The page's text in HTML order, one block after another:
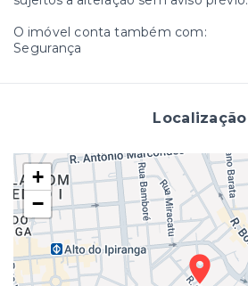
O imóvel conta também com:
Segurança
Localização
+
−